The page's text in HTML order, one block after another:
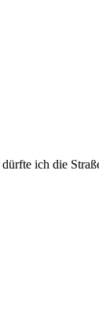
ich die